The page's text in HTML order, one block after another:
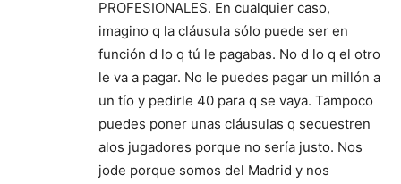
PROFESIONALES. En cualquier caso,
imagino q la cláusula sólo puede ser en
función d lo q tú le pagabas. No d lo q el otro
le va a pagar. No le puedes pagar un millón a
un tío y pedirle 40 para q se vaya. Tampoco
puedes poner unas cláusulas q secuestren
alos jugadores porque no sería justo. Nos
jode porque somos del Madrid y nos